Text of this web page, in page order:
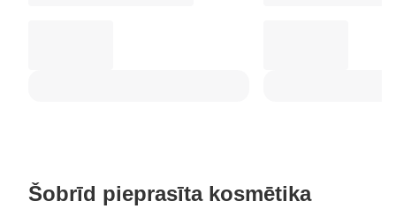
Šobrīd pieprasīta kosmētika